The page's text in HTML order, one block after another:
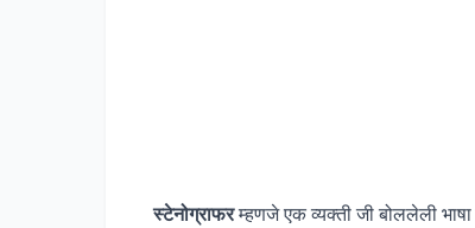
स्टेनोग्राफरम्हणजे एक व्यक्ती जी बोललेली